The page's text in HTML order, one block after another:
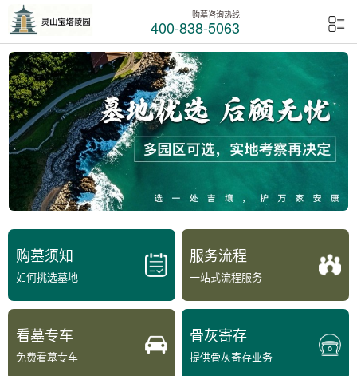
购墓咨询热线
400-838-5063
购墓须知
如何挑选墓地
服务流程
一站式流程服务
看墓专车
免费看墓专车
骨灰寄存
提供骨灰寄存业务